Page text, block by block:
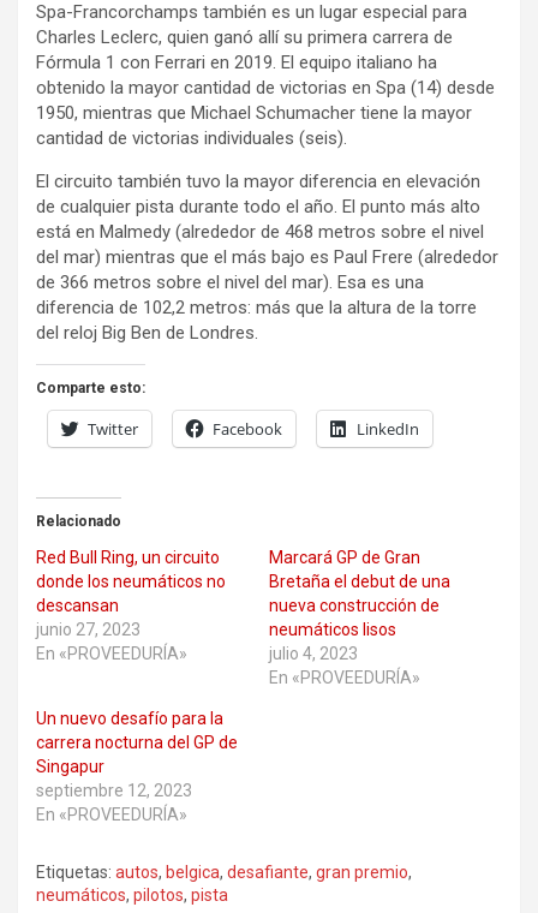
Spa-Francorchamps también es un lugar especial para
Charles Leclerc, quien ganó allí su primera carrera de
Fórmula 1 con Ferrari en 2019. El equipo italiano ha
obtenido la mayor cantidad de victorias en Spa (14) desde
1950, mientras que Michael Schumacher tiene la mayor
cantidad de victorias individuales (seis).
El circuito también tuvo la mayor diferencia en elevación
de cualquier pista durante todo el año. El punto más alto
está en Malmedy (alrededor de 468 metros sobre el nivel
del mar) mientras que el más bajo es Paul Frere (alrededor
de 366 metros sobre el nivel del mar). Esa es una
diferencia de 102,2 metros: más que la altura de la torre
del reloj Big Ben de Londres.
Comparte esto:
Twitter Facebook LinkedIn
Relacionado
Red Bull Ring, un circuito
donde los neumáticos no
descansan
junio 27, 2023
En «PROVEEDURÍA»
Marcará GP de Gran
Bretaña el debut de una
nueva construcción de
neumáticos lisos
julio 4, 2023
En «PROVEEDURÍA»
Un nuevo desafío para la
carrera nocturna del GP de
Singapur
septiembre 12, 2023
En «PROVEEDURÍA»
Etiquetas: autos, belgica, desafiante, gran premio,
neumáticos, pilotos, pista